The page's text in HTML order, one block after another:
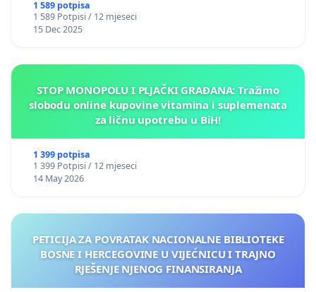
1 589 potpisa
1 589 Potpisi / 12 mjeseci
15 Dec 2025
STOP MONOPOLU I PLJAČKI GRAĐANA: Tražimo
slobodu online kupovine vitamina i suplemenata
za ličnu upotrebu u BiH!
1 399 potpisa
1 399 Potpisi / 12 mjeseci
14 May 2026
PETICIJA ZA POVRATAK NACIONALNE BIBLIOTEKE
BOSNE I HERCEGOVINE U VIJEĆNICU I TRAJNO
RJEŠENJE NJENOG FINANSIRANJA